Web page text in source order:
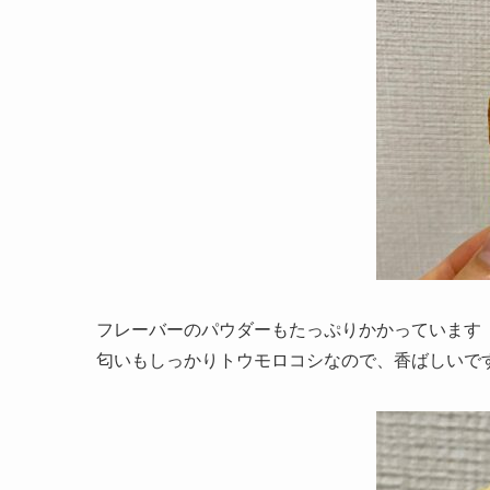
フレーバーのパウダーもたっぷりかかっています
匂いもしっかりトウモロコシなので、香ばしいで